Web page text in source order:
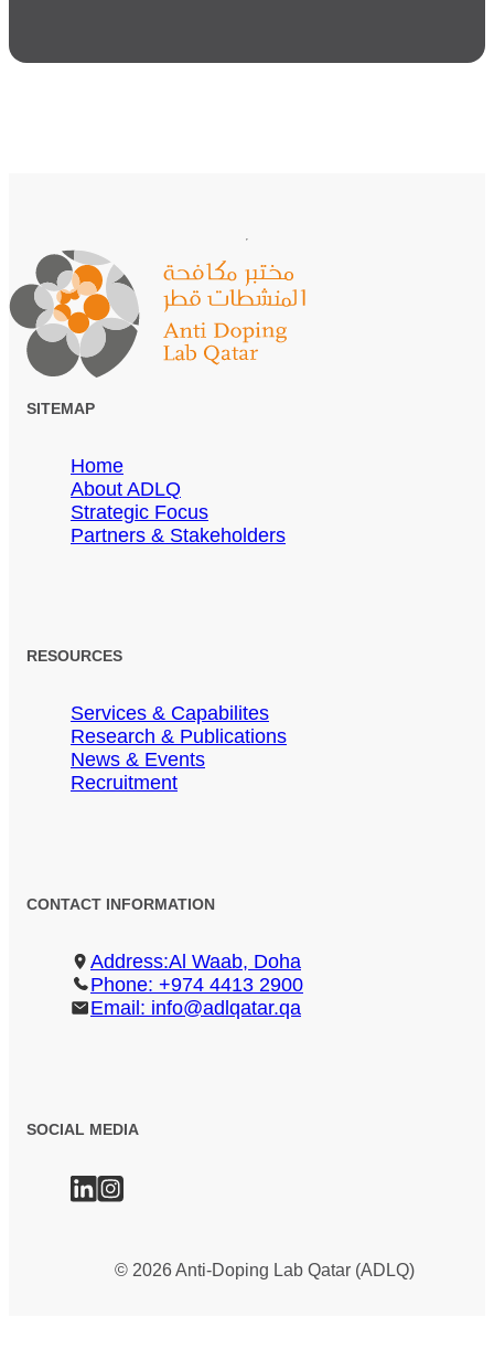
SITEMAP
Home
About ADLQ
Strategic Focus
Partners & Stakeholders
RESOURCES
Services & Capabilites
Research & Publications
News & Events
Recruitment
CONTACT INFORMATION
Address:Al Waab, Doha
Phone: +974 4413 2900
Email: info@adlqatar.qa
SOCIAL MEDIA
© 2026Anti-Doping Lab Qatar (ADLQ)